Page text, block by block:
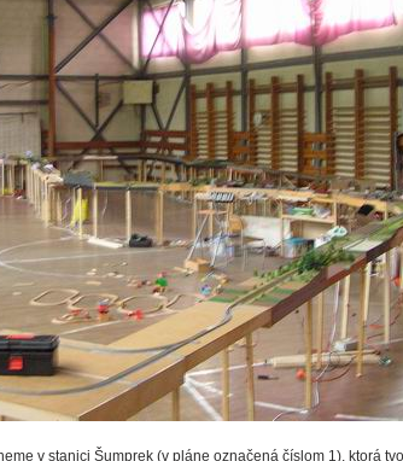
v stanici Šumprek (v pláne označená číslom 1), ktorá